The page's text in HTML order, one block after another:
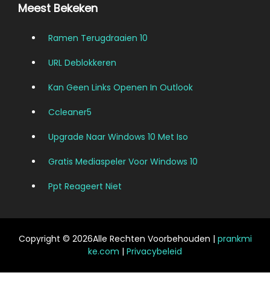
Meest Bekeken
Ramen Terugdraaien 10
URL Deblokkeren
Kan Geen Links Openen In Outlook
Ccleaner5
Upgrade Naar Windows 10 Met Iso
Gratis Mediaspeler Voor Windows 10
Ppt Reageert Niet
Copyright © 2026Alle Rechten Voorbehouden | prankmi
ke.com | Privacybeleid